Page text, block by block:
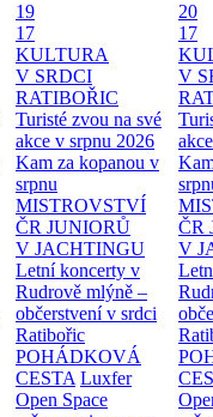
19
17
KULTURA
V SRDCI
RATIBOŘIC
Turisté zvou na své
akce v srpnu 2026
Kam za kopanou v
srpnu
MISTROVSTVÍ
ČR JUNIORŮ
V JACHTINGU
Letní koncerty v
Rudrově mlýně –
občerstvení v srdci
Ratibořic
POHÁDKOVÁ
CESTA Luxfer
Open Space
20
17
V
ČR
V